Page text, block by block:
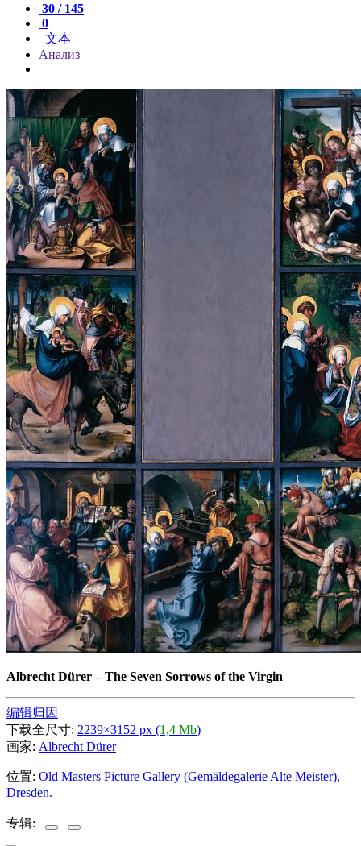
30 / 145
0
文本
Анализ
Albrecht Dürer–The Seven Sorrows of the Virgin
编辑归因
下载全尺寸: 2239×3152 px (1,4 Mb)
画家: Albrecht Dürer
位置: Old Masters Picture Gallery (Gemäldegalerie Alte Meister),
Dresden.
专辑: